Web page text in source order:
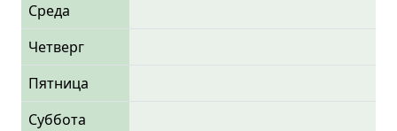
Среда
Четверг
Пятница
Суббота